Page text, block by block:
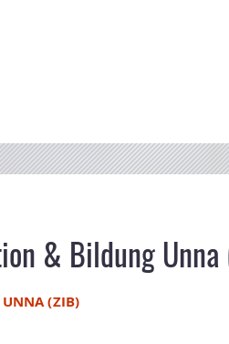
& Bildung Unna
(ZIB)